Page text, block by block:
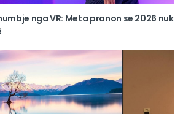
nga VR: Meta pranon se 2026 nuk